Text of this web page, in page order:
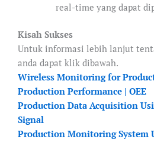
real-time yang dapat
Kisah Sukses
Untuk informasi lebih lanjut
anda dapat klik dibawah.
Wireless Monitoring for
Production Performance | OEE
Production Data Acquisition
Signal
Production Monitoring System